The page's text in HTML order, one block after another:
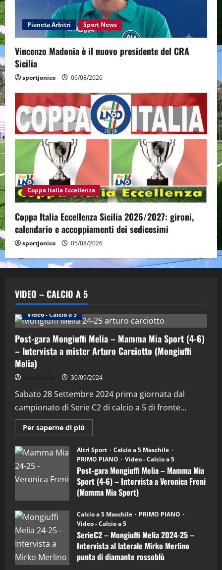
Pianeta Arbitri Sport News
Vincenzo Madonia è il nuovo presidente del CRA
Sicilia
sportjonico 06/08/2026
Coppa Italia Eccellenza
Coppa Italia Eccellenza Sicilia 2026/2027: gironi,
calendario e accoppiamenti dei sedicesimi
sportjonico 05/08/2026
VIDEO – CALCIO A 5
Altri Sport Calcio a 5 Maschile
Video - Calcio a 5
Post-gara Mongiuffi Melia – Mamma Mia Sport (4-6)
– Intervista a mister Arturo Carciotto (Mongiuffi
Melia)
30/09/2024
Sabato 28 Settembre 2024 prima giornata dal
campionato di Serie C2 di calcio a 5 di fronte...
Per saperne di più
informazioni
Post-
gara
Mongiuffi
Melia
–
Mamma
Mia
Sport
6)
–
Intervista
a
mister
Arturo
Carciotto
(Mongiuffi
Altri Sport
Calcio a 5 Maschile
PRIMO PIANO
Video - Calcio a 5
Post-gara Mongiuffi Melia – Mamma Mia
Sport (4-6) – Intervista a Veronica Freni
(Mamma Mia Sport)
Calcio a 5 Maschile
PRIMO PIANO
Video - Calcio a 5
SerieC2 – Mongiuffi Melia 2024-25 –
Intervista al laterale Mirko Merlino
punta di diamante rossoblù
2
“SportEmpire” in Podcast: 29^ Puntata
(Martedi 28 Aprile 2026)
28/04/2026
3
"SportEmpire" in Podcast
“SportEmpire” in Podcast: 28^ Puntata
(Martedi 21 Aprile 2026)
21/04/2026
“SportEmpire” in Podcast: 27^ Puntata
(Martedi 14 Aprile 2026)
15/04/2026